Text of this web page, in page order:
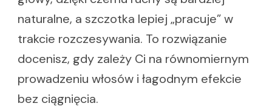
naturalne, a szczotka lepiej „pracuje” w
trakcie rozczesywania. To rozwiązanie
docenisz, gdy zależy Ci na równomiernym
prowadzeniu włosów i łagodnym efekcie
bez ciągnięcia.